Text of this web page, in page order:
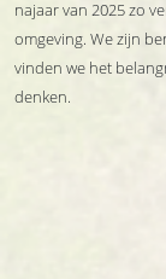
najaar van 2025 zo
omgeving. We zijn
vinden we het
denken.